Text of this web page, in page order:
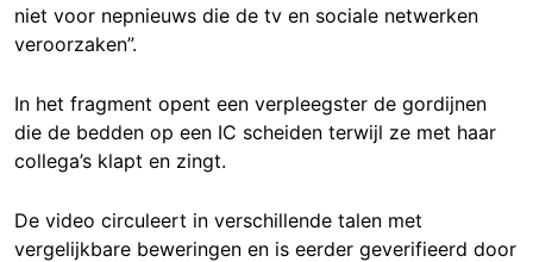
niet voor nepnieuws die de tv en sociale netwerken
veroorzaken”.
In het fragment opent een verpleegster de gordijnen
die de bedden op een IC scheiden terwijl ze met haar
collega’s klapt en zingt.
De video circuleert in verschillende talen met
vergelijkbare beweringen en is eerder geverifieerd door